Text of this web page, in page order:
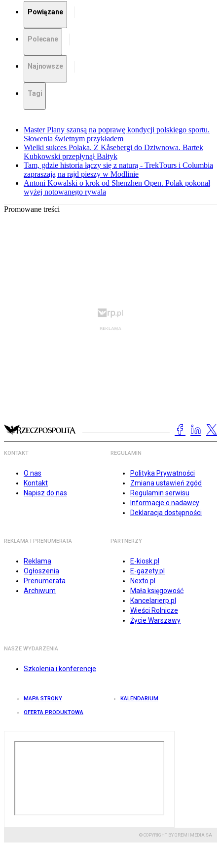
Powiązane
Polecane
Najnowsze
Tagi
Master Plany szansą na poprawę kondycji polskiego sportu.
Słowenia świetnym przykładem
Wielki sukces Polaka. Z Kåsebergi do Dziwnowa. Bartek
Kubkowski przepłynął Bałtyk
Tam, gdzie historia łączy się z naturą - TrekTours i Columbia
zapraszają na rajd pieszy w Modlinie
Antoni Kowalski o krok od Shenzhen Open. Polak pokonał
wyżej notowanego rywala
Promowane treści
KONTAKT
O nas
Kontakt
Napisz do nas
REGULAMIN
Polityka Prywatności
Zmiana ustawień zgód
Regulamin serwisu
Informacje o nadawcy
Deklaracja dostępności
REKLAMA I PRENUMERATA
Reklama
Ogłoszenia
Prenumerata
Archiwum
PARTNERZY
E-kiosk.pl
E-gazety.pl
Nexto.pl
Mała księgowość
Kancelarierp.pl
Wieści Rolnicze
Życie Warszawy
NASZE WYDARZENIA
Szkolenia i konferencje
MAPA STRONY KALENDARIUM
OFERTA PRODUKTOWA
© COPYRIGHT BY GREMI MEDIA SA